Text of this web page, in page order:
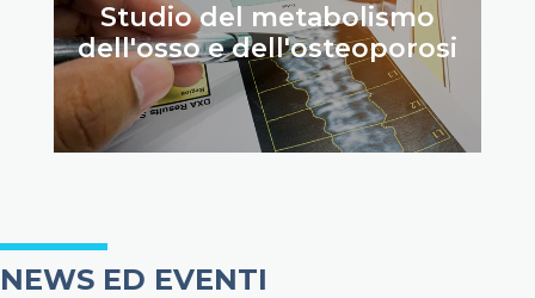
Studio del metabolismo
dell'osso e dell'osteoporosi
NEWS ED EVENTI